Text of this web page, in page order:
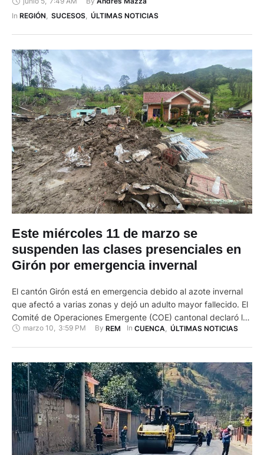
permitió la aprehensión de Edgar H.V.C., de 61 años y de
nacionalidad ecuatoriana, quien registraba una boleta de
In REGIÓN, SUCESOS, ÚLTIMAS NOTICIAS
Este miércoles 11 de marzo se
suspenden las clases presenciales en
Girón por emergencia invernal
El cantón Girón está en emergencia debido al azote invernal
que afectó a varias zonas y dejó un adulto mayor fallecido. El
Comité de Operaciones Emergente (COE) cantonal declaró la
emergencia dentro del cantón y convocó a una reunión con
marzo 10, 3:59 PM By REM In CUENCA ÚLTIMAS NOTICIAS